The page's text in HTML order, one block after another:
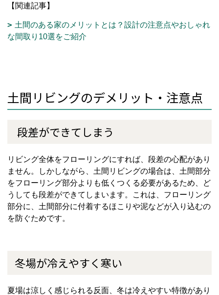
【関連記事】
土間のある家のメリットとは？設計の注意点やおしゃれ
な間取り10選をご紹介
土間リビングのデメリット・注意点
段差ができてしまう
リビング全体をフローリングにすれば、段差の心配があり
ません。しかしながら、土間リビングの場合は、土間部分
をフローリング部分よりも低くつくる必要があるため、ど
うしても段差ができてしまいます。これは、フローリング
部分に、土間部分に付着するほこりや泥などが入り込むの
を防ぐためです。
冬場が冷えやすく寒い
夏場は涼しく感じられる反面、冬は冷えやすい特徴があり